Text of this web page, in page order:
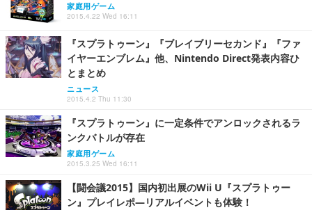
家庭用ゲーム
2015.4.22 Wed 16:11
『スプラトゥーン』『ブレイブリーセカンド』『ファ
イヤーエンブレム』他、Nintendo Direct発表内容ひ
とまとめ
ニュース
2015.4.2 Thu 11:30
『スプラトゥーン』に一定条件でアンロックされるラ
ンクバトルが存在
家庭用ゲーム
2015.3.25 Wed 16:11
【闘会議2015】国内初出展のWii U『スプラトゥー
ン』プレイレポ―リアルイベントも体験！